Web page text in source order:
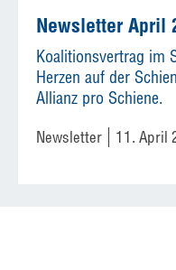
Newsletter April
Koalitionsvertrag im
Herzen auf der
Allianz pro Schiene.
Newsletter 11. April